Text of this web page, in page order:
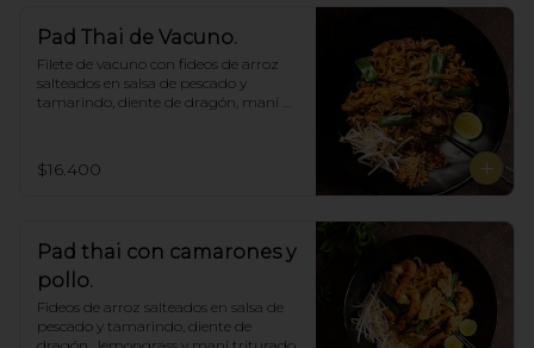
Pad Thai de Vacuno.
Filete de vacuno con fideos de arroz
salteados en salsa de pescado y
tamarindo, diente de dragón, maní
$16.400
Pad thai con camarones y
pollo.
Fideos de arroz salteados en salsa de
pescado y tamarindo, diente de